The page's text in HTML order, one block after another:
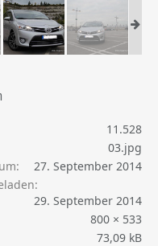
11.528
03.jpg
27. September 2014
29. September 2014
800 × 533
73,09 kB